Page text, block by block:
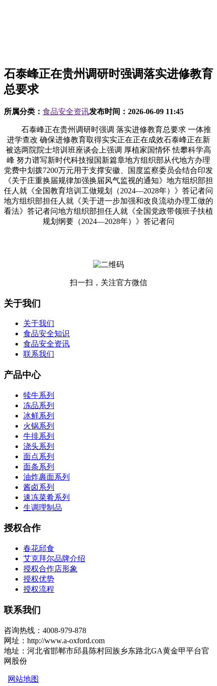
石泰峰正在贵州调研时强调落实进修教育
总要求
所属分类： 食品安全资讯发布时间： 2026-06-09 11:45
石泰峰正在贵州调研时强调 落实进修教育总要求 一体推
进学查改 确保进修教育取得实实正在正在成效石泰峰正在新
被选两院院士培训班座谈会上强调 厚植家国情怀 怯攀科学高
峰 努力谱写新时代科技报国新篇章地方组织部从代地方办理
党费中划拨7200万元用于支撑安徽、国度监察委员会结合印发
《关于庄重换届规律加强换届风气监视的通知》地方组织部担
任人就《全国教育培训工做规划（2024—2028年）》答记者问
地方组织部担任人就《关于进一步加强和改良流动办理工做的
看法》答记者问地方组织部担任人就《全国党政带领班子扶植
规划纲要（2024—2028年）》答记者问
扫一扫，关注官方微信
关于我们
关于我们
食品安全知识
食品安全资讯
联系我们
产品中心
犊牛系列
冻品系列
冰鲜系列
火锅系列
牛排系列
浇头系列
面点系列
面条系列
油炸裹面系列
酱卤系列
速冻菜肴系列
生调理制品
授权合作
春花邱食
艾克拜尔品牌介绍
授权合作店形象
授权优势
授权流程
联系我们
咨询热线：4008-979-878
网址：http://www.a-oxford.com
地址：河北省邯郸市邱县陈村回族乡东路北GA黄金甲平台官
网股份
网站地图